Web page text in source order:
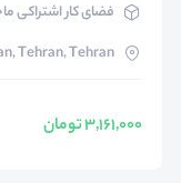
فضای کار اشتراکی
Tehran, Tehran
3,161,000 تومان